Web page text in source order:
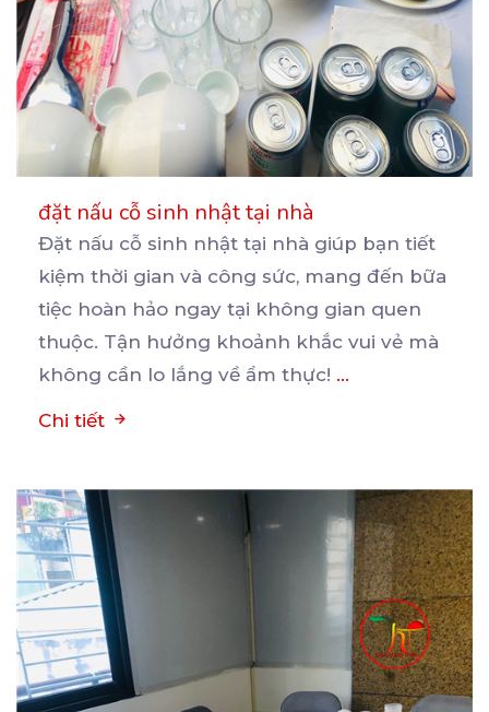
đặt nấu cỗ sinh nhật tại nhà
Đặt nấu cỗ sinh nhật tại nhà giúp bạn tiết
kiệm thời gian và công sức, mang đến bữa
tiệc hoàn hảo ngay tại không gian quen
thuộc. Tận hưởng khoảnh khắc vui vẻ mà
không cần lo lắng về ẩm thực! ...
Chi tiết